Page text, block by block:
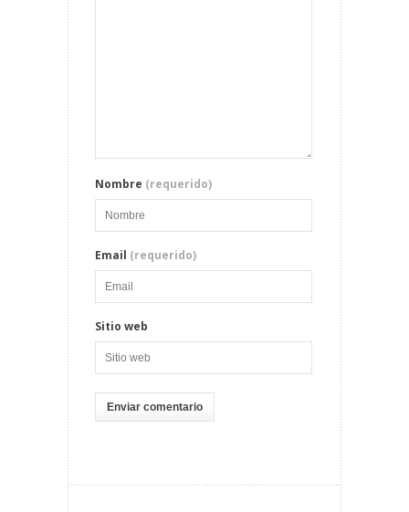
Nombre (requerido)
Email (requerido)
Sitio web